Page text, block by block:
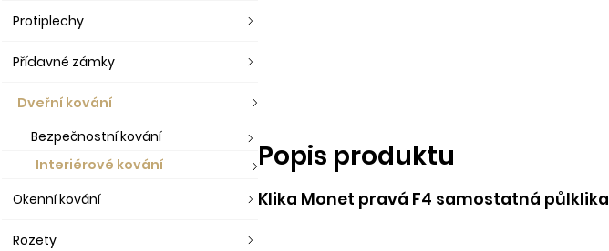
Popis produktu
Klika Monet pravá F4 samostatná půlklika
Protiplechy
Přídavné zámky
Dveřní kování
Bezpečnostní kování
Interiérové kování
Okenní kování
Rozety